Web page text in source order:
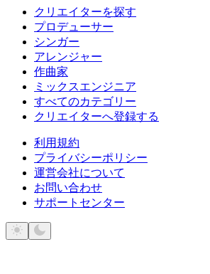
クリエイターを探す
プロデューサー
シンガー
アレンジャー
作曲家
ミックスエンジニア
すべてのカテゴリー
クリエイターへ登録する
利用規約
プライバシーポリシー
運営会社について
お問い合わせ
サポートセンター